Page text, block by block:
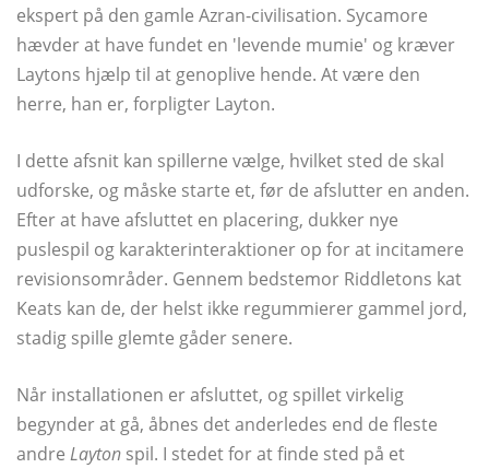
ekspert på den gamle Azran-civilisation. Sycamore
hævder at have fundet en 'levende mumie' og kræver
Laytons hjælp til at genoplive hende. At være den
herre, han er, forpligter Layton.
I dette afsnit kan spillerne vælge, hvilket sted de skal
udforske, og måske starte et, før de afslutter en anden.
Efter at have afsluttet en placering, dukker nye
puslespil og karakterinteraktioner op for at incitamere
revisionsområder. Gennem bedstemor Riddletons kat
Keats kan de, der helst ikke regummierer gammel jord,
stadig spille glemte gåder senere.
Når installationen er afsluttet, og spillet virkelig
begynder at gå, åbnes det anderledes end de fleste
andre Layton spil. I stedet for at finde sted på et